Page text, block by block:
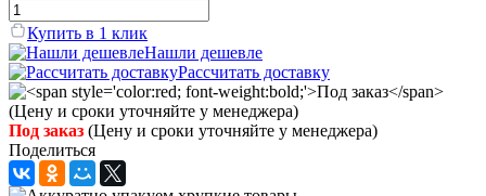
Купить в 1 клик
Нашли дешевле
Рассчитать доставку
Под заказ (Цену и сроки уточняйте у менеджера)
Поделиться